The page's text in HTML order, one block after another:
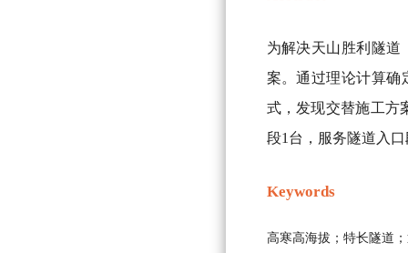
为解决天山胜利隧道
案。通过理论计算确
式，发现交替施工方
段1台，服务隧道入
Keywords
高寒高海拔；特长隧道